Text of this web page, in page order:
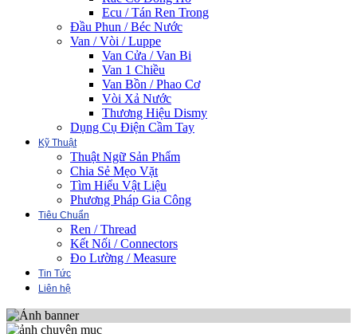
Ecu / Tán Ren Trong
Đầu Phun / Béc Nước
Van / Vòi / Luppe
Van Cửa / Van Bi
Van 1 Chiều
Van Bồn / Phao Cơ
Vòi Xả Nước
Thương Hiệu Dismy
Dụng Cụ Điện Cầm Tay
Kỹ Thuật
Thuật Ngữ Sản Phẩm
Chia Sẻ Mẹo Vặt
Tìm Hiểu Vật Liệu
Phương Pháp Gia Công
Tiêu Chuẩn
Ren / Thread
Kết Nối / Connectors
Đo Lường / Measure
Tin Tức
Liên hệ